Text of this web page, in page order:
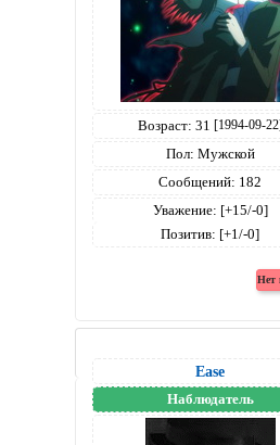
Возраст: 31 [1994-09-22]
Пол: Мужской
Сообщений: 182
Уважение: [+15/-0]
Позитив: [+1/-0]
Ease
Наблюдатель